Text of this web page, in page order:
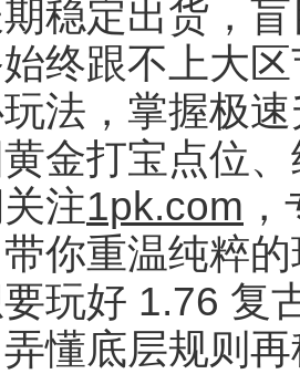
稳定出货，
终跟不上大
法，掌握极
金打宝点位
注1pk.com
你重温纯粹
好 1.76 复古
懂底层规则